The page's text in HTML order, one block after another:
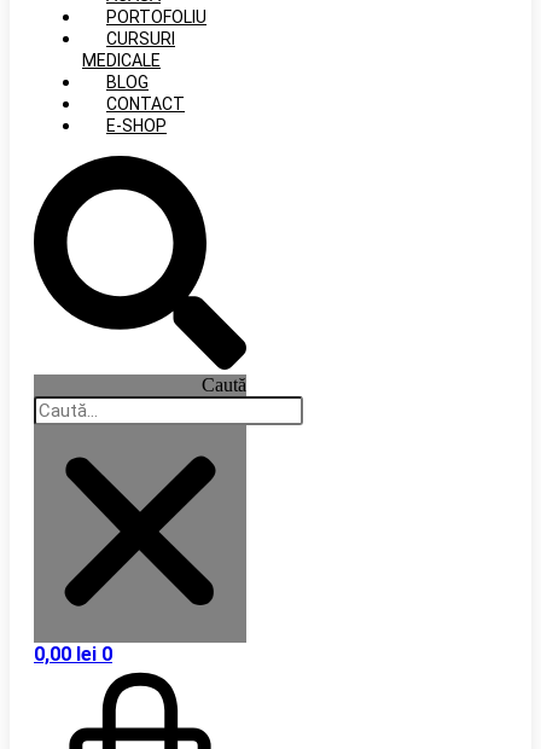
PORTOFOLIU
CURSURI
MEDICALE
BLOG
CONTACT
E-SHOP
Caută
0,00 lei 0